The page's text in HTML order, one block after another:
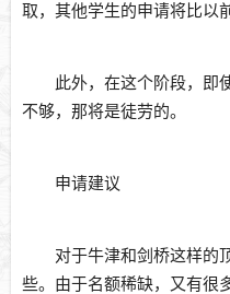
取，其他学生的申请将比以
此外，在这个阶段，即
不够，那将是徒劳的。
申请建议
对于牛津和剑桥这样的
些。由于名额稀缺，又有很